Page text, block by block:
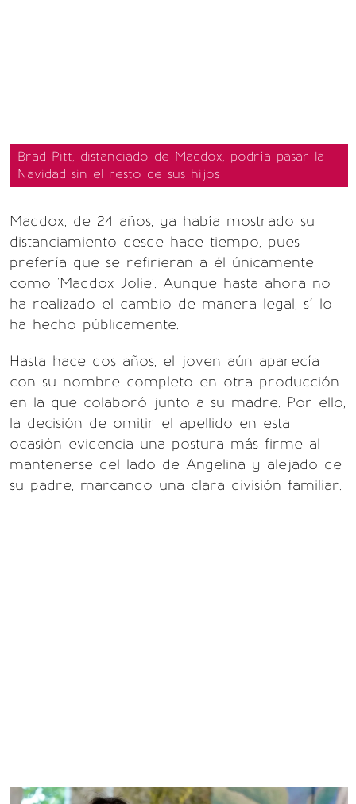
Brad Pitt, distanciado de Maddox, podría pasar la
Navidad sin el resto de sus hijos
Maddox, de 24 años, ya había mostrado su
distanciamiento desde hace tiempo, pues
prefería que se refirieran a él únicamente
como 'Maddox Jolie'. Aunque hasta ahora no
ha realizado el cambio de manera legal, sí lo
ha hecho públicamente.
Hasta hace dos años, el joven aún aparecía
con su nombre completo en otra producción
en la que colaboró junto a su madre. Por ello,
la decisión de omitir el apellido en esta
ocasión evidencia una postura más firme al
mantenerse del lado de Angelina y alejado de
su padre, marcando una clara división familiar.